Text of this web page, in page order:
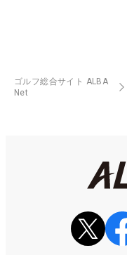
ゴルフ総合サイト ALBA
Net